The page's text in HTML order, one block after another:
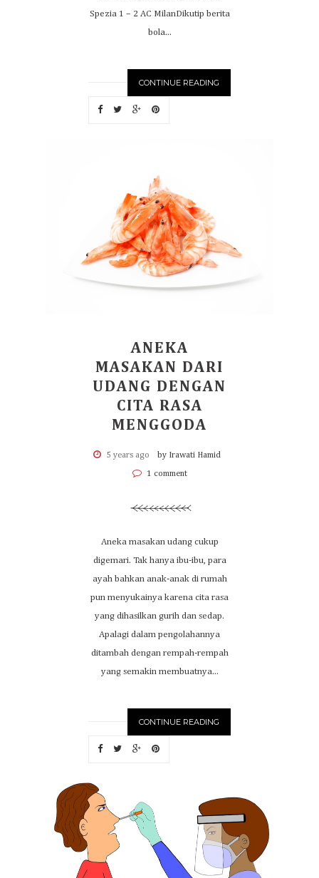
Spezia 1 – 2 AC MilanDikutip berita
bola...
CONTINUE READING
ANEKA
MASAKAN DARI
UDANG DENGAN
CITA RASA
MENGGODA
5 years ago by Irawati Hamid
1 comment
Aneka masakan udang cukup
digemari. Tak hanya ibu-ibu, para
ayah bahkan anak-anak di rumah
pun menyukainya karena cita rasa
yang dihasilkan gurih dan sedap.
Apalagi dalam pengolahannya
ditambah dengan rempah-rempah
yang semakin membuatnya...
CONTINUE READING